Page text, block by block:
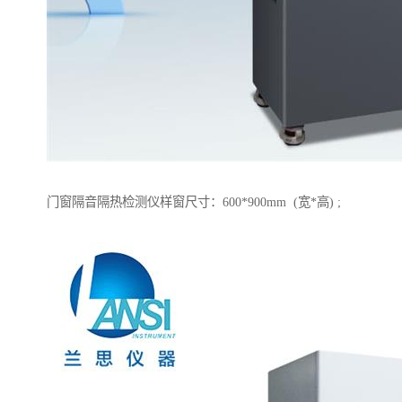
门窗隔音隔热检测仪样窗尺寸：600*900mm (宽*高) ;